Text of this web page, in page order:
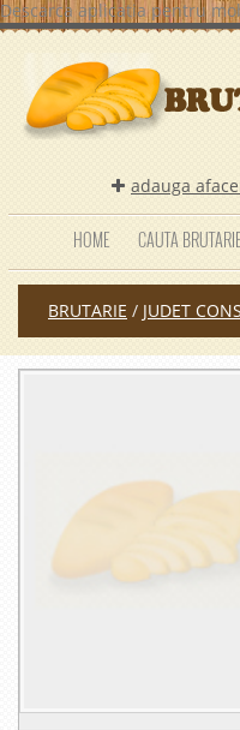
Descarca aplicatia pentru
adauga
HOME CAUTA BRUTARIE
BRUTARIE / JUDET